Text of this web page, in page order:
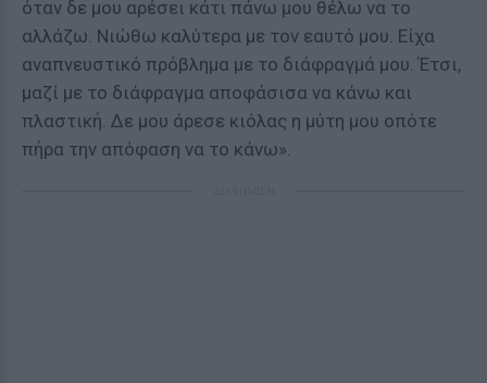
όταν δε μου αρέσει κάτι πάνω μου θέλω να το
αλλάζω. Νιώθω καλύτερα με τον εαυτό μου. Είχα
αναπνευστικό πρόβλημα με το διάφραγμά μου. Έτσι,
μαζί με το διάφραγμα αποφάσισα να κάνω και
πλαστική. Δε μου άρεσε κιόλας η μύτη μου οπότε
πήρα την απόφαση να το κάνω».